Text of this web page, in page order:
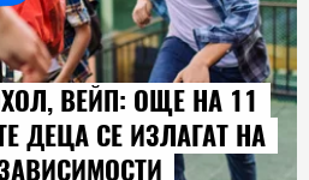
ВЕЙП: ОЩЕ НА 11
ДЕЦА СЕ ИЗЛАГАТ НА